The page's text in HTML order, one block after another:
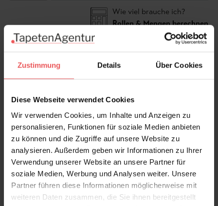
Zustimmung Details Über Cookies
Diese Webseite verwendet Cookies
Wir verwenden Cookies, um Inhalte und Anzeigen zu
personalisieren, Funktionen für soziale Medien anbieten
zu können und die Zugriffe auf unsere Website zu
analysieren. Außerdem geben wir Informationen zu Ihrer
Verwendung unserer Website an unsere Partner für
soziale Medien, Werbung und Analysen weiter. Unsere
Partner führen diese Informationen möglicherweise mit
weiteren Daten zusammen, die Sie ihnen bereitgestellt
Wie viel brauche ich?
Rollen & Mengen berechnen
Deco Palm, inspiriert von den exotischen Blättern in
Miami, interpretiert das klassische Palmenmotiv in
Interpretation hebt das traditionelle Design auf eine
neue und aufregende Ebene, die sowohl modern als
auch ansprechend ist.
Produktdetails
Versand & Zahlung